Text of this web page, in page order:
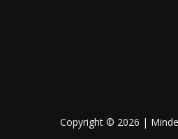
Copyright © 2026 |